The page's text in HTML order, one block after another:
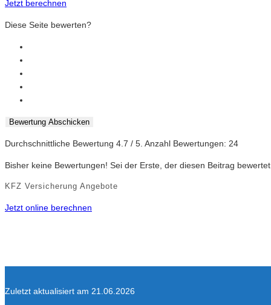
Jetzt berechnen
Diese Seite bewerten?
Bewertung Abschicken
Durchschnittliche Bewertung 4.7 / 5. Anzahl Bewertungen: 24
Bisher keine Bewertungen! Sei der Erste, der diesen Beitrag
KFZ Versicherung Angebote
Jetzt online berechnen
Zuletzt aktualisiert am 21.06.2026